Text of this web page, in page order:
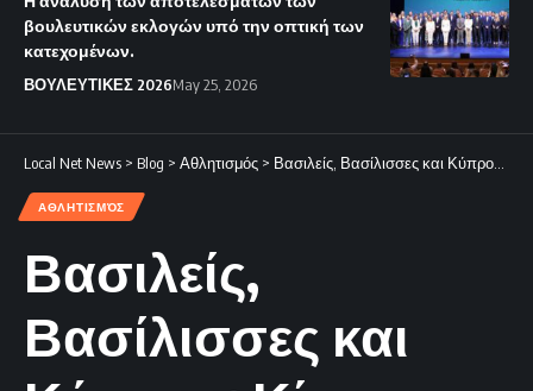
βουλευτικών εκλογών υπό την οπτική των
κατεχομένων.
ΒΟΥΛΕΥΤΙΚΕΣ 2026May 25, 2026
Local Net News > Blog > Αθλητισμός > Βασιλείς, Βασίλισσες και Κύπρος: Κίνηση Ματ!
ΑΘΛΗΤΙΣΜΌΣ
Βασιλείς,
Βασίλισσες και